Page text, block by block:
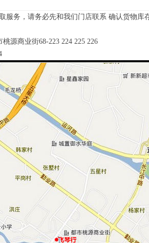
服务，请务必先和我们门店联系 确认货物库
源商业街68-223 224 225 226